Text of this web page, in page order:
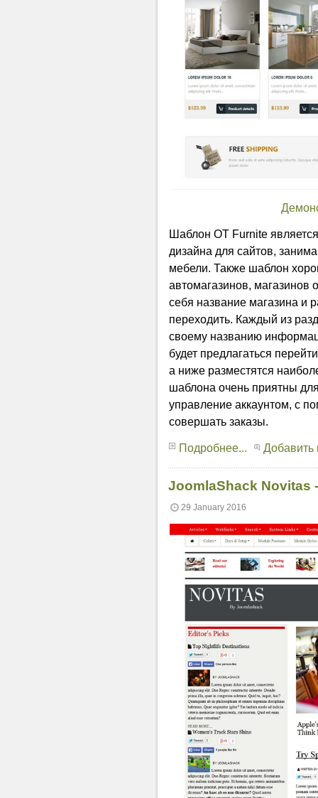
Шаблон OT Furnite
дизайна для сайтов,
мебели. Также шаблон
автомагазинов,
себя название магазина и
переходить. Каждый из
своему названию
будет предлагаться
а ниже разместятся
шаблона очень приятны
управление аккаунтом, с
совершать заказы.
Подробнее... Добавить
JoomlaShack Novitas
29 January 2016